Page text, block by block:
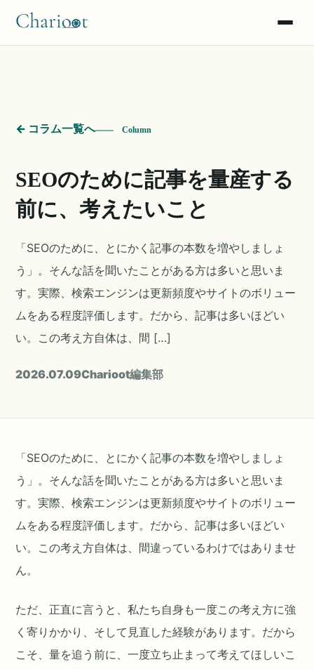
声をナレッジへ
漫画で読む
使い方マニュアル
← コラム一覧へ Column
SEOのために記事を量産する
前に、考えたいこと
「SEOのために、とにかく記事の本数を増やしましょ
う」。そんな話を聞いたことがある方は多いと思いま
す。実際、検索エンジンは更新頻度やサイトのボリュー
ムをある程度評価します。だから、記事は多いほどい
い。この考え方自体は、間 […]
2026.07.09Charioot編集部
「SEOのために、とにかく記事の本数を増やしましょ
う」。そんな話を聞いたことがある方は多いと思いま
す。実際、検索エンジンは更新頻度やサイトのボリュー
ムをある程度評価します。だから、記事は多いほどい
い。この考え方自体は、間違っているわけではありませ
ん。
ただ、正直に言うと、私たち自身も一度この考え方に強
く寄りかかり、そして見直した経験があります。だから
こそ、量を追う前に、一度立ち止まって考えてほしいこ